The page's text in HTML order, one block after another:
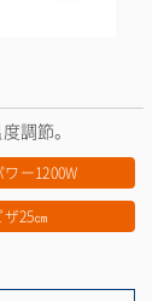
調節。
ワー1200W
ザ25㎝